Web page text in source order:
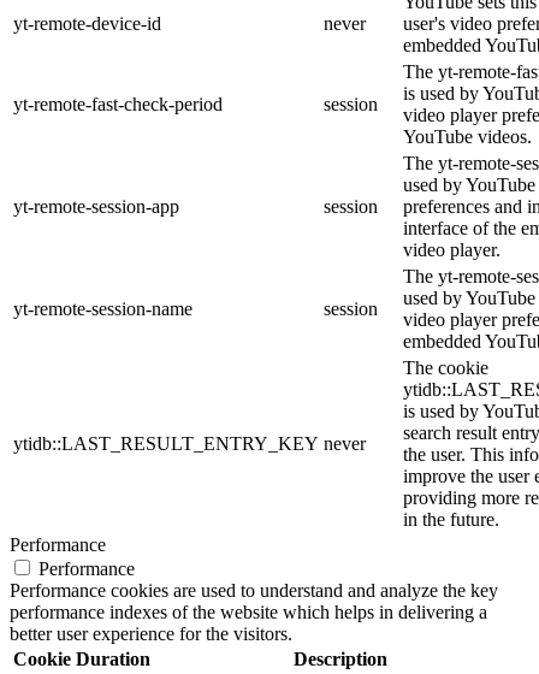
yt-remote-device-id never
user's video
embedded
yt-remote-fast-check-period session
The yt-remote-
is used by
video player
YouTube videos.
yt-remote-session-app session
The yt-remote-
used by
preferences and
interface of the
video player.
yt-remote-session-name session
The yt-remote-
used by
video player
embedded
ytidb::LAST_RESULT_ENTRY_KEY never
The cookie
is used by
search result
the user. This
improve the user
providing more
in the future.
Performance
Performance
Performance cookies are used to understand and analyze the key
performance indexes of the website which helps in delivering a
better user experience for the visitors.
Cookie Duration
Description